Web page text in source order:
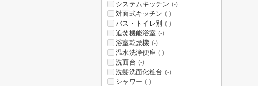
システムキッチン (-)
対面式キッチン (-)
バス・トイレ別 (-)
追焚機能浴室 (-)
浴室乾燥機 (-)
温水洗浄便座 (-)
洗面台 (-)
洗髪洗面化粧台 (-)
シャワー (-)